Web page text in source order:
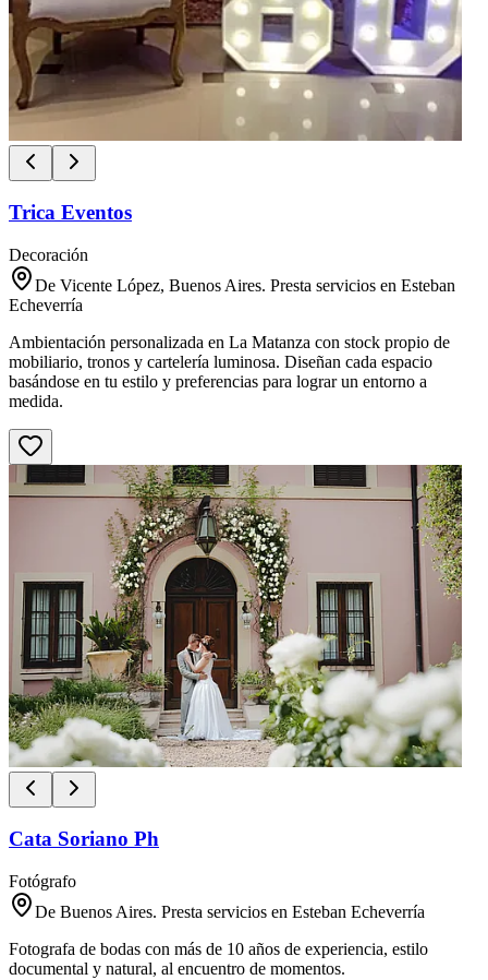
Trica Eventos
Decoración
De Vicente López, Buenos Aires. Presta servicios en Esteban
Echeverría
Ambientación personalizada en La Matanza con stock propio de
mobiliario, tronos y cartelería luminosa. Diseñan cada espacio
basándose en tu estilo y preferencias para lograr un entorno a
medida.
Cata Soriano Ph
Fotógrafo
De Buenos Aires. Presta servicios en Esteban Echeverría
Fotografa de bodas con más de 10 años de experiencia, estilo
documental y natural, al encuentro de momentos.